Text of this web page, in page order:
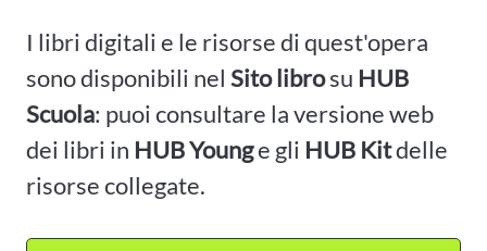
I libri digitali e le risorse di quest'opera
sono disponibili nel Sito librosu HUB
Scuola: puoi consultare la versione web
dei libri in HUB Younge gli HUB Kitdelle
risorse collegate.